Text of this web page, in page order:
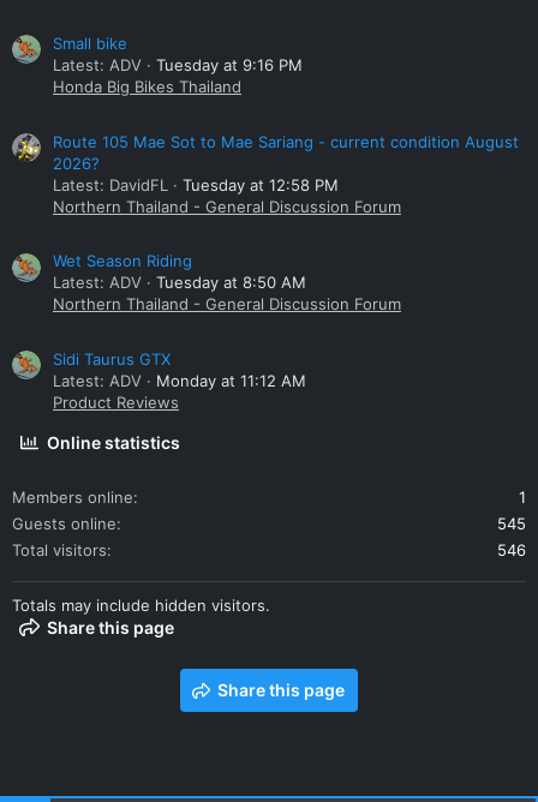
Small bike
Latest: ADV
Tuesday at 9:16 PM
Honda Big Bikes Thailand
Route 105 Mae Sot to Mae Sariang - current condition August
2026?
Latest: DavidFL
Tuesday at 12:58 PM
Northern Thailand - General Discussion Forum
Wet Season Riding
Latest: ADV
Tuesday at 8:50 AM
Northern Thailand - General Discussion Forum
Sidi Taurus GTX
Latest: ADV
Monday at 11:12 AM
Product Reviews
Online statistics
Members online
1
Guests online
545
Total visitors
546
Totals may include hidden visitors.
Share this page
Share this page